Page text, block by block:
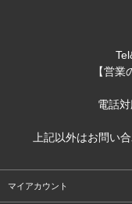
【営業
電話
上記以外はお問い
マイアカウント